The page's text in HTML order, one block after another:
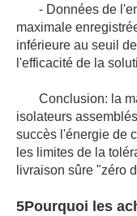
- Données de
maximale
inférieure au seuil
l'efficacité de la
Conclusion: la
isolateurs
succès l'énergie de
les limites de la
livraison sûre "zéro
5Pourquoi les